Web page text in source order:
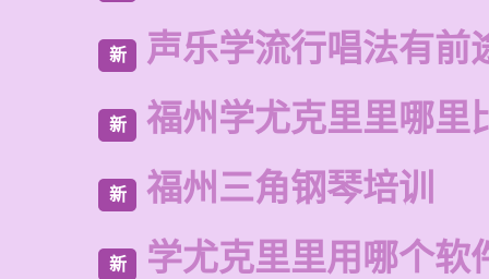
新 声乐学流行唱法有前
新 福州学尤克里里哪里
新 福州三角钢琴培训
新 学尤克里里用哪个软